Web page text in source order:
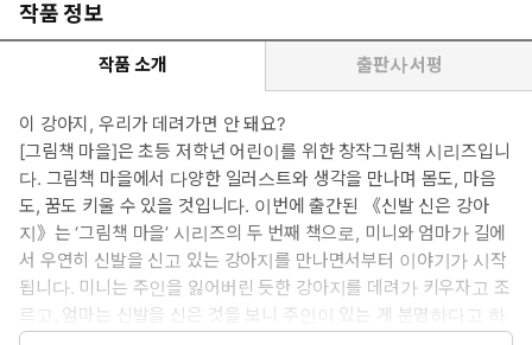
작품 정보
작품 소개 출판사 서평
이 강아지, 우리가 데려가면 안 돼요?
[그림책 마을]은 초등 저학년 어린이를 위한 창작그림책 시리즈입니
다. 그림책 마을에서 다양한 일러스트와 생각을 만나며 몸도, 마음
도, 꿈도 키울 수 있을 것입니다. 이번에 출간된 《신발 신은 강아
지》는 ‘그림책 마을’ 시리즈의 두 번째 책으로, 미니와 엄마가 길에
서 우연히 신발을 신고 있는 강아지를 만나면서부터 이야기가 시작
됩니다. 미니는 주인을 잃어버린 듯한 강아지를 데려가 키우자고 조
르고, 엄마는 신발을 신은 것을 보니 주인이 있는 게 분명하다고 하